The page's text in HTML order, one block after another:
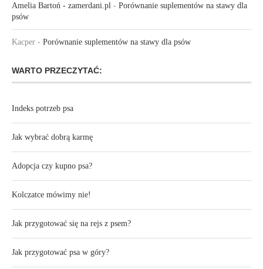
Amelia Bartoń - zamerdani.pl - Porównanie suplementów na stawy dla
psów
Kacper - Porównanie suplementów na stawy dla psów
WARTO PRZECZYTAĆ:
Indeks potrzeb psa
Jak wybrać dobrą karmę
Adopcja czy kupno psa?
Kolczatce mówimy nie!
Jak przygotować się na rejs z psem?
Jak przygotować psa w góry?